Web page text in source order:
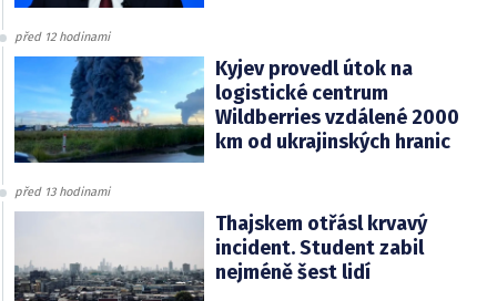
před 12 hodinami
Kyjev provedl útok na
logistické centrum
Wildberries vzdálené 2000
km od ukrajinských hranic
před 13 hodinami
Thajskem otřásl krvavý
incident. Student zabil
nejméně šest lidí